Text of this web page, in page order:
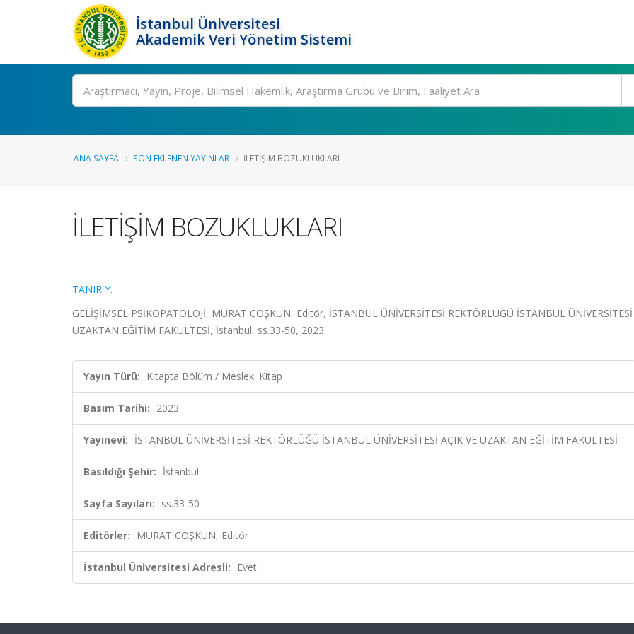
İstanbul Üniversitesi
Akademik Veri Yönetim Sistemi
Ara
ANA SAYFA SON EKLENEN YAYINLAR İLETİŞİM BOZUKLUKLARI
İLETİŞİM BOZUKLUKLARI
TANIR Y.
GELİŞİMSEL PSİKOPATOLOJİ, MURAT COŞKUN, Editör, İSTANBUL ÜNİVERSİTESİ REKTÖRLÜĞÜ İSTANBUL
UZAKTAN EĞİTİM FAKÜLTESİ, İstanbul, ss.33-50, 2023
Yayın Türü: Kitapta Bölüm / Mesleki Kitap
Basım Tarihi: 2023
Yayınevi: İSTANBUL ÜNİVERSİTESİ REKTÖRLÜĞÜ İSTANBUL ÜNİVERSİTESİ AÇIK VE UZAKTAN EĞİTİM FAKÜLTESİ
Basıldığı Şehir: İstanbul
Sayfa Sayıları: ss.33-50
Editörler: MURAT COŞKUN, Editör
İstanbul Üniversitesi Adresli: Evet